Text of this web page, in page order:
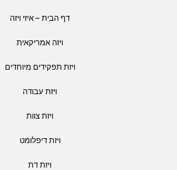
דף הבית – איזי ויזה
ויזה אמריקאית
ויזת תפקידים מיוחדים
ויזת עבודה
ויזת צוות
ויזת דיפלומט
ויזת דת